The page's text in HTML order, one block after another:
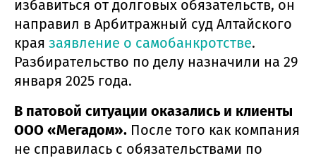
избавиться от долговых обязательств, он
направил в Арбитражный суд Алтайского
края заявление о самобанкротстве.
Разбирательство по делу назначили на 29
января 2025 года.
В патовой ситуации оказались и клиенты
ООО «Мегадом». После того как компания
не справилась с обязательствами по